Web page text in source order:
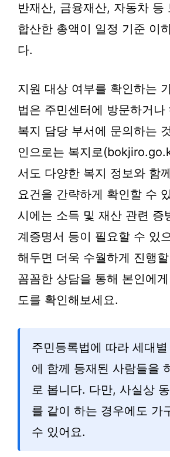
반재산, 금융재산, 자동차 등
합산한 총액이 일정 기준 이
다.
지원 대상 여부를 확인하는
법은 주민센터에 방문하거나
복지 담당 부서에 문의하는
인으로는 복지로
서도 다양한 복지 정보와 함
요건을 간략하게 확인할 수
시에는 소득 및 재산 관련 증
계증명서 등이 필요할 수 있
해두면 더욱 수월하게 진행
꼼꼼한 상담을 통해 본인에
도를 확인해보세요.
주민등록법에 따라 세대
에 함께 등재된 사람들을
로 봅니다. 다만, 사실상
를 같이 하는 경우에도 가
수 있어요.